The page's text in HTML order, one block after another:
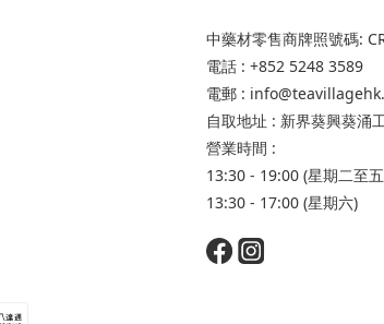
中藥材零售商牌照號碼:
電話 : +852 5248 3589
電郵 :
自取地址 : 新界葵興葵涌
營業時間 :
13:30 - 19:00 (星期二至
13:30 - 17:00 (星期六)